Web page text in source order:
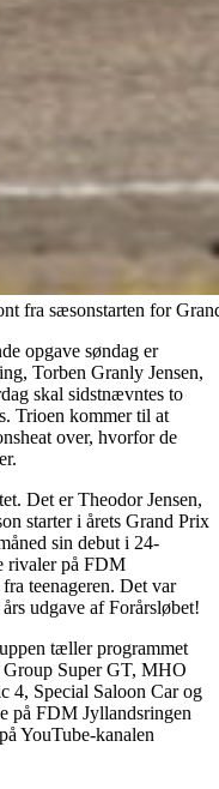
fra sæsonstarten for
opgave søndag er
Torben Granly Jensen,
skal sidstnævntes to
Trioen kommer til at
over, hvorfor de
Det er Theodor Jensen,
starter i årets Grand Prix
sin debut i 24-
rivaler på FDM
teenageren. Det var
udgave af Forårsløbet!
tæller programmet
Group Super GT, MHO
4, Special Saloon Car og
på FDM Jyllandsringen
YouTube-kanalen